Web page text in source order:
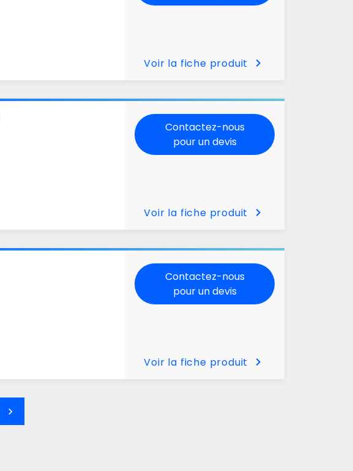
Voir la fiche produit chevron_right
Contactez-nous
pour un devis
Voir la fiche produit chevron_right
Contactez-nous
pour un devis
Voir la fiche produit chevron_right
chevron_right